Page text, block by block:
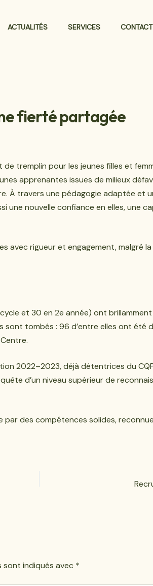
ACTUALITÉS SERVICES CONTACT
fierté partagée
tremplin pour les jeunes filles et
apprenantes issues de milieux
À travers une pédagogie adaptée et
une nouvelle confiance en elles, une
avec rigueur et engagement, malgré
et 30 en 2e année) ont
sont tombés : 96 d’entre elles ont été
2022–2023, déjà détentrices du
d’un niveau supérieur de
des compétences solides,
sont indiqués avec *